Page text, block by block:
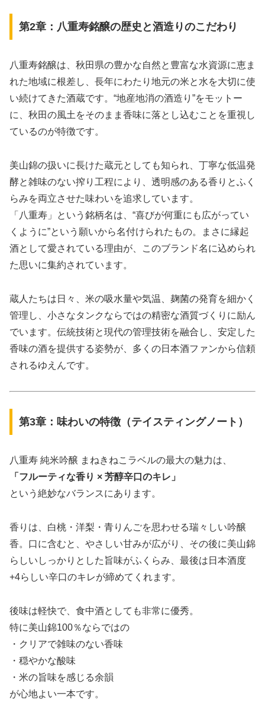
第2章：八重寿銘醸の歴史と酒造りのこだわり
八重寿銘醸は、秋田県の豊かな自然と豊富な水資源に恵ま
れた地域に根差し、長年にわたり地元の米と水を大切に使
い続けてきた酒蔵です。“地産地消の酒造り”をモットー
に、秋田の風土をそのまま香味に落とし込むことを重視し
ているのが特徴です。
美山錦の扱いに長けた蔵元としても知られ、丁寧な低温発
酵と雑味のない搾り工程により、透明感のある香りとふく
らみを両立させた味わいを追求しています。
「八重寿」という銘柄名は、“喜びが何重にも広がってい
くように”という願いから名付けられたもの。まさに縁起
酒として愛されている理由が、このブランド名に込められ
た思いに集約されています。
蔵人たちは日々、米の吸水量や気温、麹菌の発育を細かく
管理し、小さなタンクならではの精密な酒質づくりに励ん
でいます。伝統技術と現代の管理技術を融合し、安定した
香味の酒を提供する姿勢が、多くの日本酒ファンから信頼
されるゆえんです。
第3章：味わいの特徴（テイスティングノート）
八重寿 純米吟醸 まねきねこラベルの最大の魅力は、
「フルーティな香り × 芳醇辛口のキレ」
という絶妙なバランスにあります。
香りは、白桃・洋梨・青りんごを思わせる瑞々しい吟醸
香。口に含むと、やさしい甘みが広がり、その後に美山錦
らしいしっかりとした旨味がふくらみ、最後は日本酒度
+4らしい辛口のキレが締めてくれます。
後味は軽快で、食中酒としても非常に優秀。
特に美山錦100％ならではの
・クリアで雑味のない香味
・穏やかな酸味
・米の旨味を感じる余韻
が心地よい一本です。